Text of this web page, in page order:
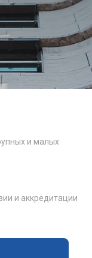
и малых
и аккредитации